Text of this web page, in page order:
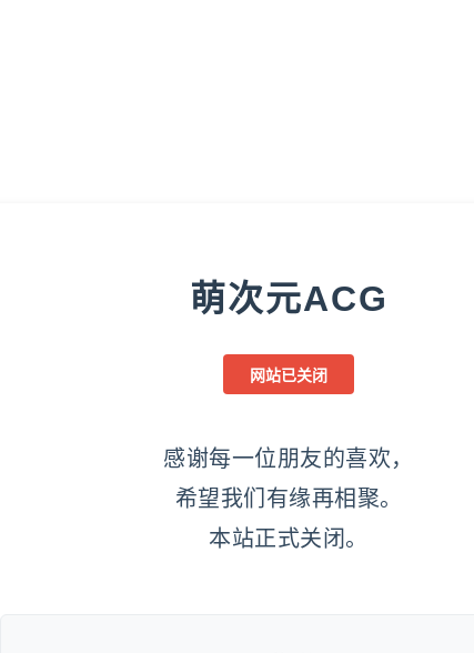
萌次元ACG
网站已关闭
感谢每一位朋友的喜欢，
希望我们有缘再相聚。
本站正式关闭。